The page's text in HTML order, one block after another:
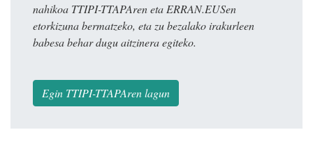
nahikoa TTIPI-TTAPAren eta ERRAN.EUSen
etorkizuna bermatzeko, eta zu bezalako irakurleen
babesa behar dugu aitzinera egiteko.
Egin TTIPI-TTAPAren lagun